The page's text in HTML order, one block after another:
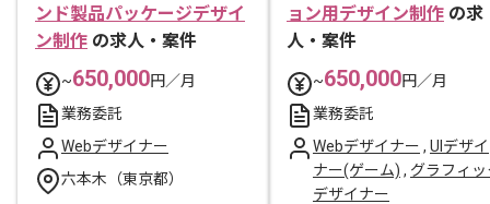
ンド製品パッケージデザイ
ン制作 の求人・案件
~650,000円／月
業務委託
Webデザイナー
六本木（東京都）
ョン用デザイン制作 の求
人・案件
~650,000円／月
業務委託
Webデザイナー , UIデザイ
ナー(ゲーム) , グラフィッ
デザイナー